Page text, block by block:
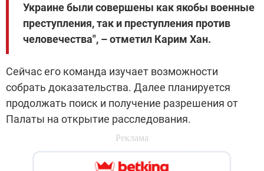
Украине были совершены как якобы военные
преступления, так и преступления против
человечества", – отметил Карим Хан.
Сейчас его команда изучает возможности
собрать доказательства. Далее планируется
продолжать поиск и получение разрешения от
Палаты на открытие расследования.